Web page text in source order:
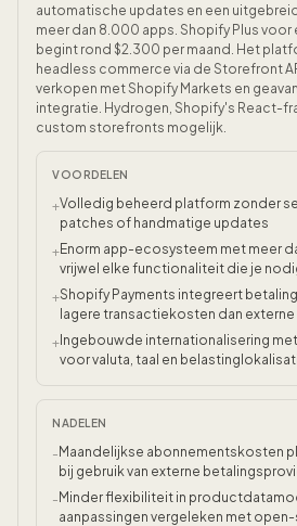
automatische updates en een
meer dan 8.000 apps. Shopify Plus
begint rond $2.300 per maand. Het
headless commerce via de Storefront
verkopen met Shopify Markets en
integratie. Hydrogen, Shopify's React-
custom storefronts mogelijk.
VOORDELEN
+Volledig beheerd platform zonder
patches of handmatige updates
+Enorm app-ecosysteem met meer
vrijwel elke functionaliteit die je
+Shopify Payments integreert
lagere transactiekosten dan
+ Ingebouwde internationalisering
voor valuta, taal en
NADELEN
- Maandelijkse abonnementskosten
bij gebruik van externe
- Minder flexibiliteit in
aanpassingen vergeleken met